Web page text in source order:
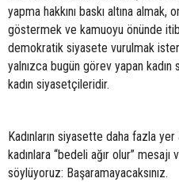
yapma hakkını baskı altına almak,
göstermek ve kamuoyu önünde
demokratik siyasete vurulmak
yalnızca bugün görev yapan
kadın siyasetçileridir.
Kadınların siyasette daha fazla
kadınlara “bedeli ağır olur”
söylüyoruz: Başaramayacaksınız.